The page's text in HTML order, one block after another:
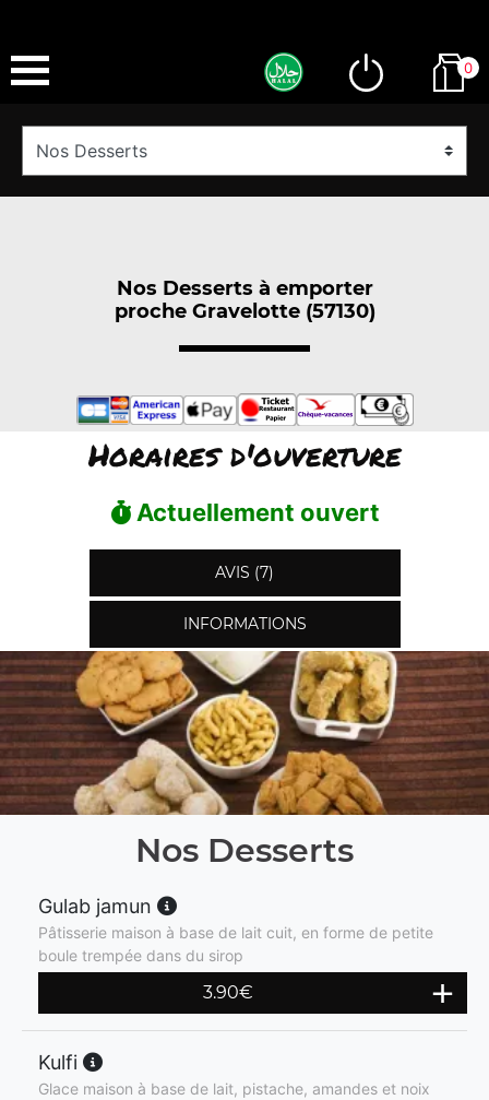
0
Nos Desserts à emporter
proche Gravelotte (57130)
Horaires d'ouverture
Actuellement ouvert
AVIS (7)
INFORMATIONS
Nos Desserts
Gulab jamun
Pâtisserie maison à base de lait cuit, en forme de petite
boule trempée dans du sirop
3.90€
Kulfi
Glace maison à base de lait, pistache, amandes et noix